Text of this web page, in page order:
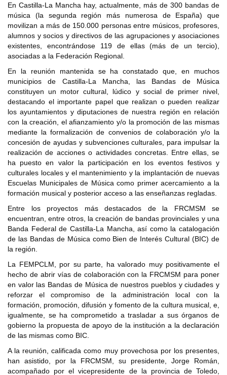
En Castilla-La Mancha hay, actualmente, más de 300 bandas de
música (la segunda región más numerosa de España) que
movilizan a más de 150.000 personas entre músicos, profesores,
alumnos y socios y directivos de las agrupaciones y asociaciones
existentes, encontrándose 119 de ellas (más de un tercio),
asociadas a la Federación Regional.
En la reunión mantenida se ha constatado que, en muchos
municipios de Castilla-La Mancha, las Bandas de Música
constituyen un motor cultural, lúdico y social de primer nivel,
destacando el importante papel que realizan o pueden realizar
los ayuntamientos y diputaciones de nuestra región en relación
con la creación, el afianzamiento y/o la promoción de las mismas
mediante la formalización de convenios de colaboración y/o la
concesión de ayudas y subvenciones culturales, para impulsar la
realización de acciones o actividades concretas. Entre ellas, se
ha puesto en valor la participación en los eventos festivos y
culturales locales y el mantenimiento y la implantación de nuevas
Escuelas Municipales de Música como primer acercamiento a la
formación musical y posterior acceso a las enseñanzas regladas.
Entre los proyectos más destacados de la FRCMSM se
encuentran, entre otros, la creación de bandas provinciales y una
Banda Federal de Castilla-La Mancha, así como la catalogación
de las Bandas de Música como Bien de Interés Cultural (BIC) de
la región.
La FEMPCLM, por su parte, ha valorado muy positivamente el
hecho de abrir vías de colaboración con la FRCMSM para poner
en valor las Bandas de Música de nuestros pueblos y ciudades y
reforzar el compromiso de la administración local con la
formación, promoción, difusión y fomento de la cultura musical, e,
igualmente, se ha comprometido a trasladar a sus órganos de
gobierno la propuesta de apoyo de la institución a la declaración
de las mismas como BIC.
A la reunión, calificada como muy provechosa por los presentes,
han asistido, por la FRCMSM, su presidente, Jorge Román,
acompañado por el vicepresidente de la provincia de Toledo,